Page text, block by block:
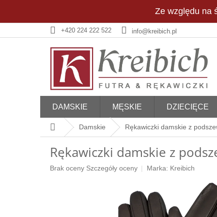
treści
Ze względu na
+420 224 222 522 info@kreibich.pl
DAMSKIE MĘSKIE DZIECIĘCE
Home Damskie Rękawiczki damskie z
Rękawiczki damskie z
Średnia
Brak oceny Szczegóły oceny Marka: Kreibich